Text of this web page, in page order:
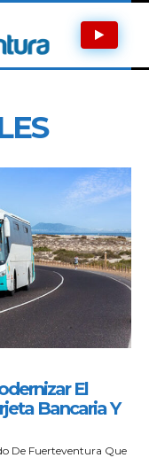
El
Bancaria Y
De Fuerteventura Que